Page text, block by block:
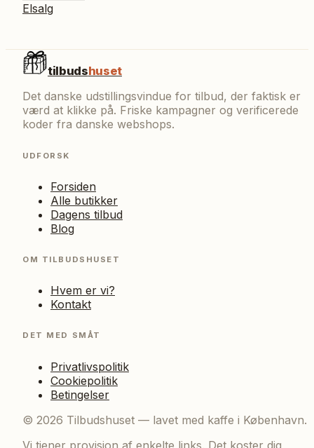
Elsalg
tilbudshuset
Det danske udstillingsvindue for tilbud, der faktisk er
værd at klikke på. Friske kampagner og verificerede
koder fra danske webshops.
UDFORSK
Forsiden
Alle butikker
Dagens tilbud
Blog
OM TILBUDSHUSET
Hvem er vi?
Kontakt
DET MED SMÅT
Privatlivspolitik
Cookiepolitik
Betingelser
© 2026 Tilbudshuset — lavet med kaffe i København.
Vi tjener provision af enkelte links. Det koster dig